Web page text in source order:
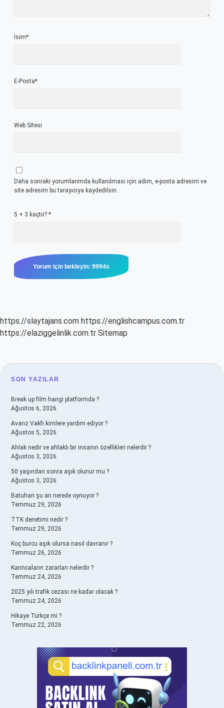
İsim*
E-Posta*
Web Sitesi
Daha sonraki yorumlarımda kullanılması için adım, e-posta adresim ve
site adresim bu tarayıcıya kaydedilsin.
5 + 3 kaçtır? *
https://slaytajans.com https://englishcampus.com.tr
https://elaziggelinlik.com.tr Sitemap
SIDEBAR
SON YAZILAR
Break up film hangi platformda ?
Ağustos 6, 2026
Avarız Vakfı kimlere yardım ediyor ?
Ağustos 5, 2026
Ahlak nedir ve ahlaklı bir insanın özellikleri nelerdir ?
Ağustos 3, 2026
50 yaşından sonra aşık olunur mu ?
Ağustos 3, 2026
Batuhan şu an nerede oynuyor ?
Temmuz 29, 2026
TTK denetimi nedir ?
Temmuz 29, 2026
Koç burcu aşık olursa nasıl davranır ?
Temmuz 26, 2026
Karıncaların zararları nelerdir ?
Temmuz 24, 2026
2025 yılı trafik cezası ne kadar olacak ?
Temmuz 24, 2026
Hikaye Türkçe mi ?
Temmuz 22, 2026